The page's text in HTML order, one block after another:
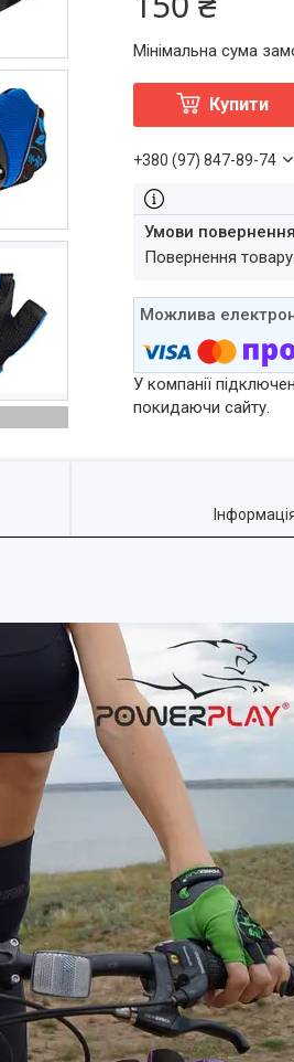
Мінімальна сума
Купити
+380 (97) 847-89-74
повернення
У компанії
покидаючи сайту.